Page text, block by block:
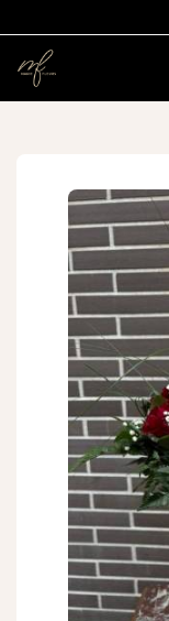
saint valentin